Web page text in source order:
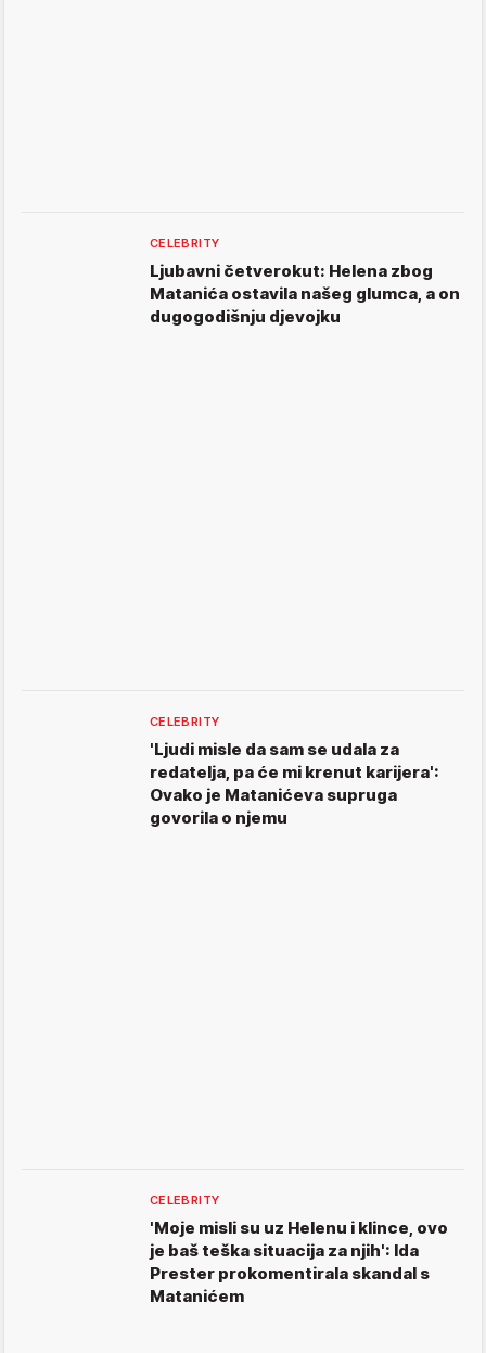
CELEBRITY
Ljubavni četverokut: Helena zbog
Matanića ostavila našeg glumca, a on
dugogodišnju djevojku
CELEBRITY
'Ljudi misle da sam se udala za
redatelja, pa će mi krenut karijera':
Ovako je Matanićeva supruga
govorila o njemu
CELEBRITY
'Moje misli su uz Helenu i klince, ovo
je baš teška situacija za njih': Ida
Prester prokomentirala skandal s
Matanićem